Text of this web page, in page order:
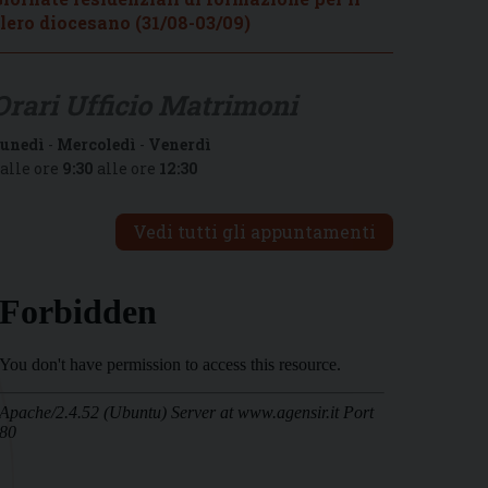
diocesano (31/08-03/09)
- Mercoledì - Venerdì
ore 9:30 alle ore 12:30
Vedi tutti gli appuntamenti